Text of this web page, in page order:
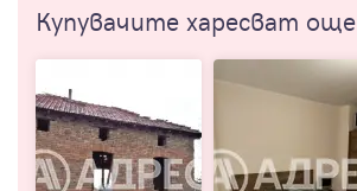
Купувачите харесват още